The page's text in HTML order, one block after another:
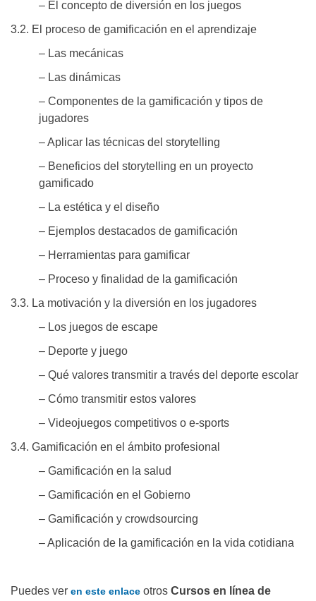
– El concepto de diversión en los juegos
3.2. El proceso de gamificación en el aprendizaje
– Las mecánicas
– Las dinámicas
– Componentes de la gamificación y tipos de
jugadores
– Aplicar las técnicas del storytelling
– Beneficios del storytelling en un proyecto
gamificado
– La estética y el diseño
– Ejemplos destacados de gamificación
– Herramientas para gamificar
– Proceso y finalidad de la gamificación
3.3. La motivación y la diversión en los jugadores
– Los juegos de escape
– Deporte y juego
– Qué valores transmitir a través del deporte escolar
– Cómo transmitir estos valores
– Videojuegos competitivos o e-sports
3.4. Gamificación en el ámbito profesional
– Gamificación en la salud
– Gamificación en el Gobierno
– Gamificación y crowdsourcing
– Aplicación de la gamificación en la vida cotidiana
Puedes ver en este enlace otros Cursos en línea de